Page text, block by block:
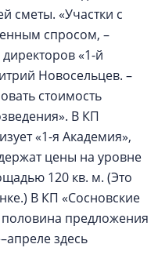
сметы. «Участки с
спросом, –
«1-й
Новосельцев. –
стоимость
В КП
«1-я Академия»,
цены на уровне
120 кв. м. (Это
В КП «Сосновские
половина предложения
здесь